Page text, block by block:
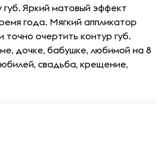
губ. Яркий матовый эффект
года. Мягкий аппликатор
очертить контур губ.
дочке, бабушке, любимой на 8
свадьба, крещение,